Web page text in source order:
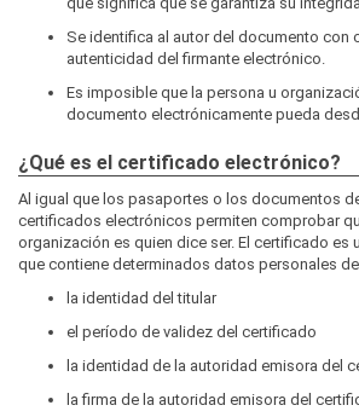
Se identifica al autor del documento con
autenticidad del firmante electrónico.
Es imposible que la persona u
documento electrónicamente pueda
¿Qué es el certificado electrónico?
Al igual que los pasaportes o los documentos
certificados electrónicos permiten comprobar
organización es quien dice ser. El certificado es
que contiene determinados datos personales
la identidad del titular
el período de validez del certificado
la identidad de la autoridad emisora del
la firma de la autoridad emisora del